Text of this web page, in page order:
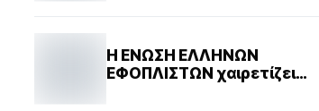
Η ΕΝΩΣΗ ΕΛΛΗΝΩΝ
ΕΦΟΠΛΙΣΤΩΝ χαιρετίζει